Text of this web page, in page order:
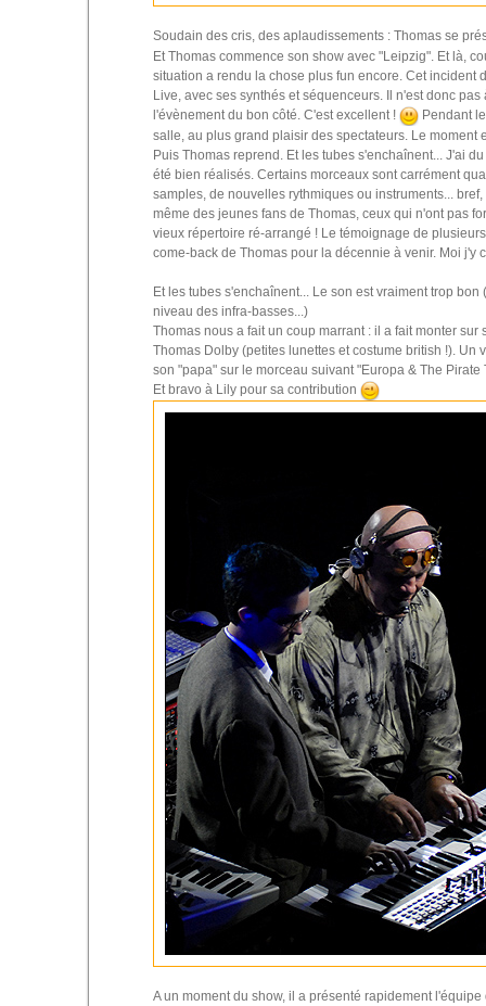
Soudain des cris, des aplaudissements : Thomas se
Et Thomas commence son show avec "Leipzig". Et là,
situation a rendu la chose plus fun encore. Cet incident
Live, avec ses synthés et séquenceurs. Il n'est donc
l'évènement du bon côté. C'est excellent !
Pendant
salle, au plus grand plaisir des spectateurs. Le moment
Puis Thomas reprend. Et les tubes s'enchaînent... J'ai
été bien réalisés. Certains morceaux sont carrément
samples, de nouvelles rythmiques ou instruments...
même des jeunes fans de Thomas, ceux qui n'ont pas
vieux répertoire ré-arrangé ! Le témoignage de
come-back de Thomas pour la décennie à venir. Moi j'y
Et les tubes s'enchaînent... Le son est vraiment trop
niveau des infra-basses...)
Thomas nous a fait un coup marrant : il a fait monter
Thomas Dolby (petites lunettes et costume british !).
son "papa" sur le morceau suivant "Europa & The
Et bravo à Lily pour sa contribution
A un moment du show, il a présenté rapidement